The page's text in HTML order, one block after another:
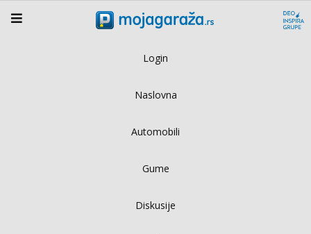
Login
Naslovna
Automobili
Gume
Diskusije